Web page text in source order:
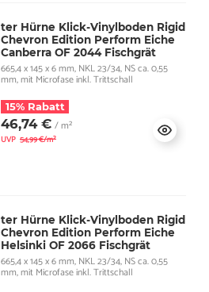
ter Hürne Klick-Vinylboden Rigid
Chevron Edition Perform Eiche
Canberra OF 2044 Fischgrät
665,4 x 145 x 6 mm, NKL 23/34, NS ca. 0,55
mm, mit Microfase inkl. Trittschall
15% Rabatt
46,74 € / m²
UVP 54,99 €/m²
ter Hürne Klick-Vinylboden Rigid
Chevron Edition Perform Eiche
Helsinki OF 2066 Fischgrät
665,4 x 145 x 6 mm, NKL 23/34, NS ca. 0,55
mm, mit Microfase inkl. Trittschall